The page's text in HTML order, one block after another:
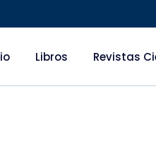
Libros Revistas